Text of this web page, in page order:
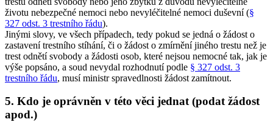
životu nebezpečné nemoci nebo nevyléčitelné nemoci duševní (§
327 odst. 3 trestního řádu).
Jinými slovy, ve všech případech, tedy pokud se jedná o žádost o
zastavení trestního stíhání, či o žádost o zmírnění jiného trestu než je
trest odnětí svobody a žádosti osob, které nejsou nemocné tak, jak je
výše popsáno, a soud nevydal rozhodnutí podle § 327 odst. 3
trestního řádu, musí ministr spravedlnosti žádost zamítnout.
5. Kdo je oprávněn v této věci jednat (podat žádost
apod.)